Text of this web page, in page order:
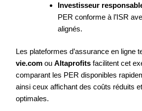
Investisseur
PER conforme à l’ISR
alignés.
Les plateformes d’assurance en ligne
vie.com ou Altaprofits facilitent cet
comparant les PER disponibles
ainsi ceux affichant des coûts réduits
optimales.